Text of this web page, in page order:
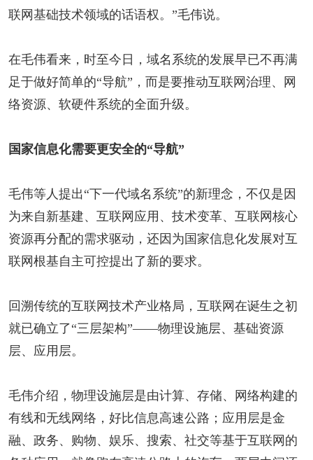
联网基础技术领域的话语权。”毛伟说。
在毛伟看来，时至今日，域名系统的发展早已不再满
足于做好简单的“导航”，而是要推动互联网治理、网
络资源、软硬件系统的全面升级。
国家信息化需要更安全的“导航”
毛伟等人提出“下一代域名系统”的新理念，不仅是因
为来自新基建、互联网应用、技术变革、互联网核心
资源再分配的需求驱动，还因为国家信息化发展对互
联网根基自主可控提出了新的要求。
回溯传统的互联网技术产业格局，互联网在诞生之初
就已确立了“三层架构”——物理设施层、基础资源
层、应用层。
毛伟介绍，物理设施层是由计算、存储、网络构建的
有线和无线网络，好比信息高速公路；应用层是金
融、政务、购物、娱乐、搜索、社交等基于互联网的